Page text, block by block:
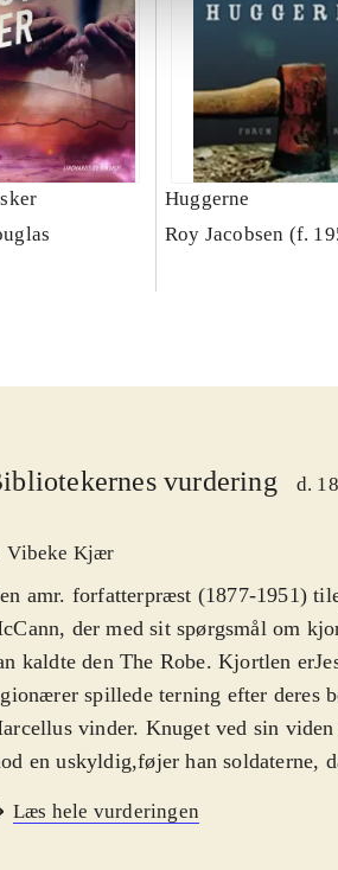
Huggerne
Roy Jacobsen (f.
vurdering d.
Vibeke Kjær
amr. forfatterpræst (1877-1951)
der med sit spørgsmål om
kaldte den The Robe. Kjortlen
spillede terning efter deres
vinder. Knuget ved sin
en uskyldig,føjer han soldaterne,
totalt, Hvem var den unge,
Læs hele vurderingen